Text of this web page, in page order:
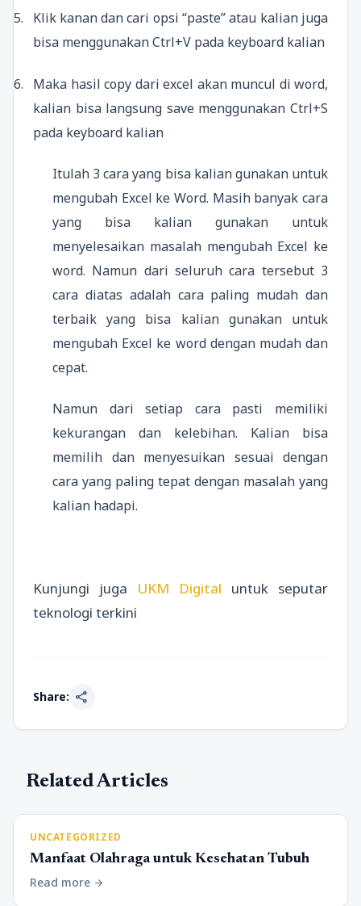
5.
Klik kanan dan cari opsi “paste” atau kalian juga
bisa menggunakan Ctrl+V pada keyboard kalian
6.
Maka hasil copy dari excel akan muncul di word,
kalian bisa langsung save menggunakan Ctrl+S
pada keyboard kalian
Itulah 3 cara yang bisa kalian gunakan untuk
mengubah Excel ke Word. Masih banyak cara
yang bisa kalian gunakan untuk
menyelesaikan masalah mengubah Excel ke
word. Namun dari seluruh cara tersebut 3
cara diatas adalah cara paling mudah dan
terbaik yang bisa kalian gunakan untuk
mengubah Excel ke word dengan mudah dan
cepat.
Namun dari setiap cara pasti memiliki
kekurangan dan kelebihan. Kalian bisa
memilih dan menyesuikan sesuai dengan
cara yang paling tepat dengan masalah yang
kalian hadapi.
Kunjungi juga UKM Digital untuk seputar
teknologi terkini
Share: share
Related Articles
UNCATEGORIZED
Manfaat Olahraga untuk Kesehatan Tubuh
Read more arrow_forward